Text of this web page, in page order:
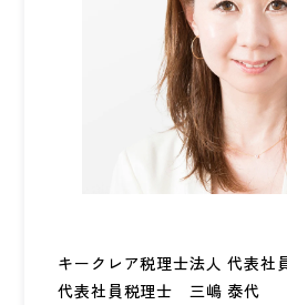
キークレア税理士法人 代表社
代表社員税理士 三嶋 泰代